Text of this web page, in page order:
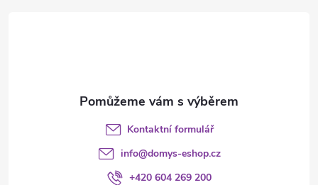
Kontaktní formulář
info@domys-eshop.cz
+420 604 269 200